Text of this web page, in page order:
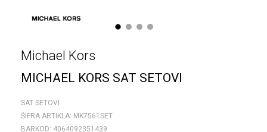
1 2 3 4
Michael Kors
MICHAEL KORS SAT SETOVI
SAT SETOVI
ŠIFRA ARTIKLA: MK7561SET
BARKOD: 4064092351439